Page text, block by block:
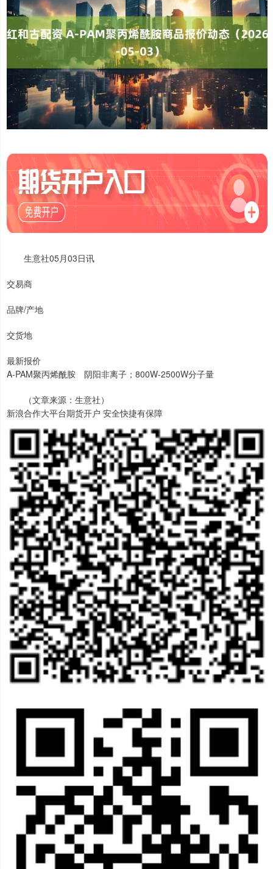
生意社05月03日讯
交易商
品牌/产地
交货地
最新报价
A-PAM聚丙烯酰胺 阴阳非离子；800W-2500W分子量
（文章来源：生意社）
新浪合作大平台期货开户 安全快捷有保障